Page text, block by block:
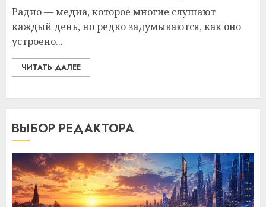
Радио — медиа, которое многие слушают
каждый день, но редко задумываются, как оно
устроено...
ЧИТАТЬ ДАЛЕЕ
ВЫБОР РЕДАКТОРА